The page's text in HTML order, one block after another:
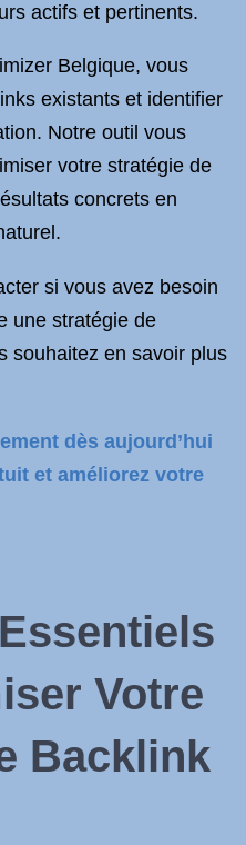
actifs et pertinents.
Belgique, vous
existants et identifier
Notre outil vous
votre stratégie de
concrets en
si vous avez besoin
une stratégie de
souhaitez en savoir plus
dès aujourd’hui
et améliorez votre
Votre
Backlink